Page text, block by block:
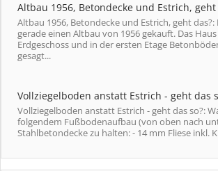
Altbau 1956, Betondecke und Estrich, geht
Altbau 1956, Betondecke und Estrich, geht
gerade einen Altbau von 1956 gekauft. Das
Erdgeschoss und in der ersten Etage
gesagt...
Vollziegelboden anstatt Estrich - geht das
Vollziegelboden anstatt Estrich - geht das so?:
folgendem Fußbodenaufbau (von oben nach
Stahlbetondecke zu halten: - 14 mm Fliese inkl.